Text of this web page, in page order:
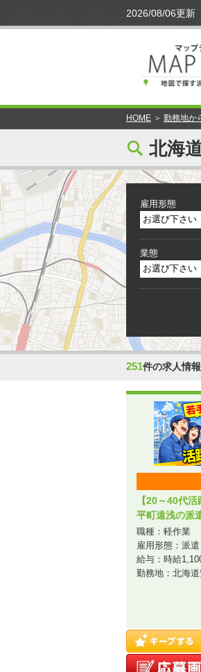
HOME ＞ 勤務地か
[ 北海
雇用形態
業態
251件の求人情
【20～40代
平町遠浅の派
職種：軽作業
雇用形態：派遣
給与：時給
勤務地：北海